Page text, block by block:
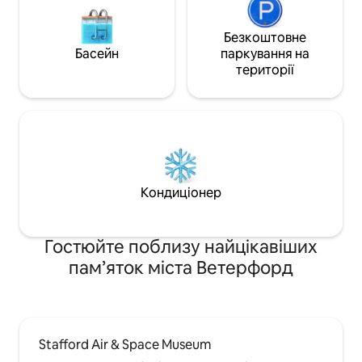
Басейн
Безкоштовне
паркування на
території
Кондиціонер
Гостюйте поблизу найцікавіших
пам’яток міста Ветерфорд
Stafford Air & Space Museum